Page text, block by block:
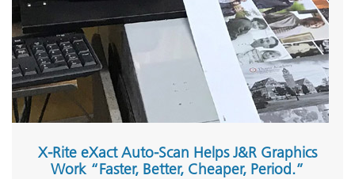
X-Rite eXact Auto-Scan Helps J&R Graphics
Work “Faster, Better, Cheaper, Period.”